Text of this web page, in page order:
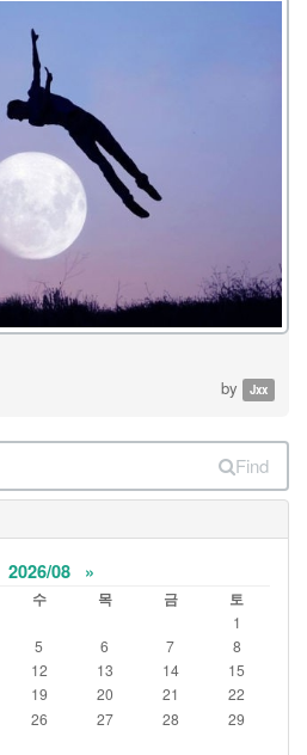
by Jxx
Find
2026/08 »
수 목 금 토
1
5 6 7 8
12 13 14
15
19 20 21
22
26 27 28
29